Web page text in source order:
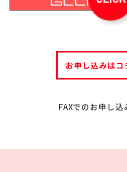
お申し込みはコ
FAXでのお申し込